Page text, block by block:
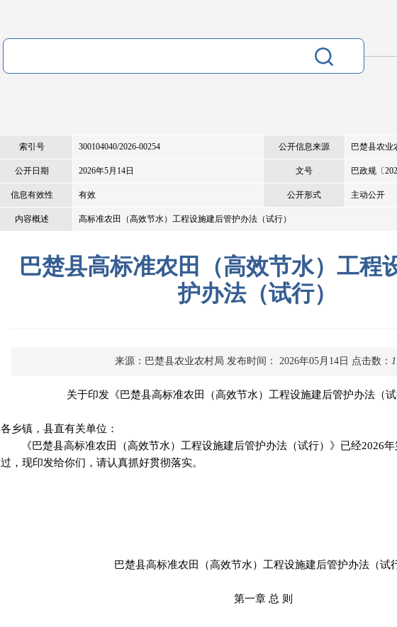
索引号 300104040/2026-00254 公开信息来源 巴楚县农业
公开日期 2026年5月14日 文号 巴政规〔
信息有效性 有效 公开形式 主动公开
内容概述 高标准农田（高效节水）工程设施建后管护办法（试行）
巴楚县高标准农田（高效节水）工程
护办法（试行）
来源：巴楚县农业农村局 发布时间： 2026年05月14日 点击数：
关于印发《巴楚县高标准农田（高效节水）工程设施建后管护办法（试
各乡镇 ， 县直有关单位：
《巴楚县高标准农田（高效节水）工程设施建后管护办法（试行）》已经2026年
过，现印发给你们，请认真抓好贯彻落实。
巴楚县高标准农田 （高效节水）工程设施建后管护办法（试
第一章 总 则